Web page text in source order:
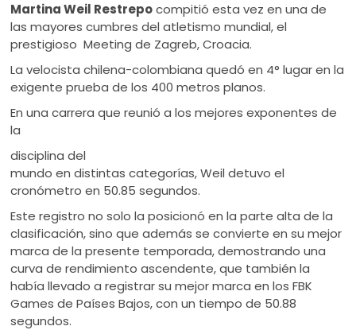
Martina Weil Restrepocompitió esta vez en una de
las mayores cumbres del atletismo mundial, el
prestigioso Meeting de Zagreb, Croacia.
La velocista chilena-colombiana quedó en 4° lugar en la
exigente prueba de los 400 metros planos.
En una carrera que reunió a los mejores exponentes de
la
disciplina del
mundo en distintas categorías, Weil detuvo el
cronómetro en 50.85 segundos.
Este registro no solo la posicionó en la parte alta de la
clasificación, sino que además se convierte en su mejor
marca de la presente temporada, demostrando una
curva de rendimiento ascendente, que también la
había llevado a registrar su mejor marca en los FBK
Games de Países Bajos, con un tiempo de 50.88
segundos.